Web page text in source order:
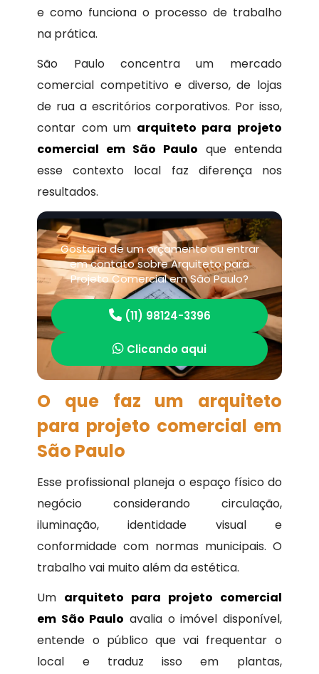
e como funciona o processo de trabalho
na prática.
São Paulo concentra um mercado
comercial competitivo e diverso, de lojas
de rua a escritórios corporativos. Por isso,
contar com um arquiteto para projeto
comercial em São Paulo que entenda
esse contexto local faz diferença nos
resultados.
Gostaria de um orçamento ou entrar
em contato sobre Arquiteto para
Projeto Comercial em São Paulo?
(11) 98124-3396
Clicando aqui
O que faz um arquiteto
para projeto comercial em
São Paulo
Esse profissional planeja o espaço físico do
negócio considerando circulação,
iluminação, identidade visual e
conformidade com normas municipais. O
trabalho vai muito além da estética.
Um arquiteto para projeto comercial
em São Paulo avalia o imóvel disponível,
entende o público que vai frequentar o
local e traduz isso em plantas,